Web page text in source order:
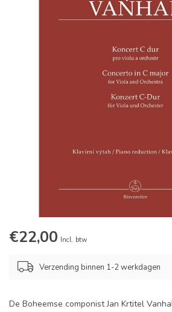
€22,00 Incl. btw
Verzending binnen 1-2 werkdagen
De Boheemse componist Jan Krtitel